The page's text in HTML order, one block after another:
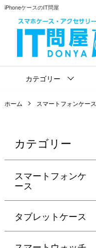
iPhoneケースのIT問屋
カテゴリー
ホーム スマートフォンケース
カテゴリー
スマートフォンケ
ース
タブレットケース